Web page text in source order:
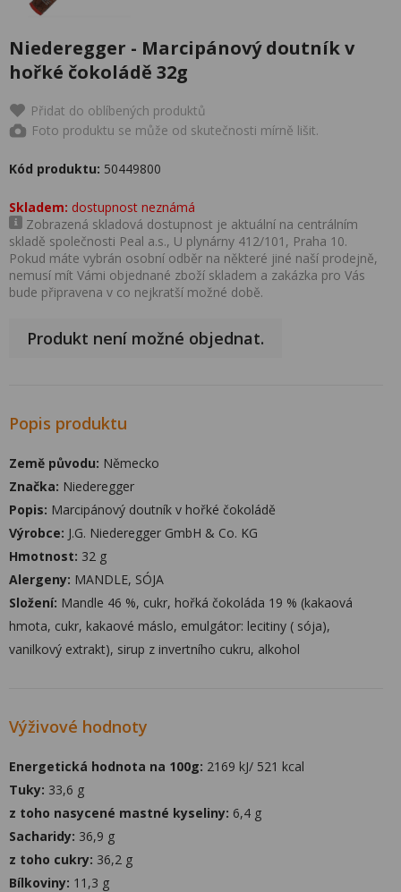
Niederegger - Marcipánový doutník v
hořké čokoládě 32g
Přidat do oblíbených produktů
Foto produktu se může od skutečnosti mírně lišit.
Kód produktu: 50449800
Skladem: dostupnost neznámá
Zobrazená skladová dostupnost je aktuální na centrálním
skladě společnosti Peal a.s., U plynárny 412/101, Praha 10.
Pokud máte vybrán osobní odběr na některé jiné naší prodejně,
nemusí mít Vámi objednané zboží skladem a zakázka pro Vás
bude připravena v co nejkratší možné době.
Produkt není možné objednat.
Popis produktu
Země původu: Německo
Značka: Niederegger
Popis: Marcipánový doutník v hořké čokoládě
Výrobce: J.G. Niederegger GmbH & Co. KG
Hmotnost: 32 g
Alergeny: MANDLE, SÓJA
Složení: Mandle 46 %, cukr, hořká čokoláda 19 % (kakaová
hmota, cukr, kakaové máslo, emulgátor: lecitiny ( sója),
vanilkový extrakt), sirup z invertního cukru, alkohol
Výživové hodnoty
Energetická hodnota na 100g: 2169 kJ/ 521 kcal
Tuky: 33,6 g
z toho nasycené mastné kyseliny: 6,4 g
Sacharidy: 36,9 g
z toho cukry: 36,2 g
Bílkoviny: 11,3 g